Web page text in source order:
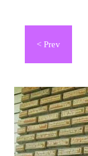
Navegación
entradas